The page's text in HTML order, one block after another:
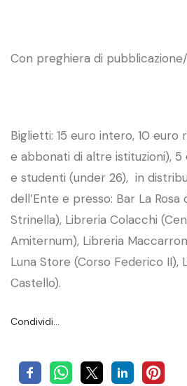
Con preghiera di
Biglietti: 15 euro intero, 10
e abbonati di altre istituzioni), 5
e studenti (under 26), in
dell’Ente e presso: Bar La
Strinella), Libreria Colacchi
Amiternum), Libreria
Luna Store (Corso Federico II),
Castello).
Condividi…